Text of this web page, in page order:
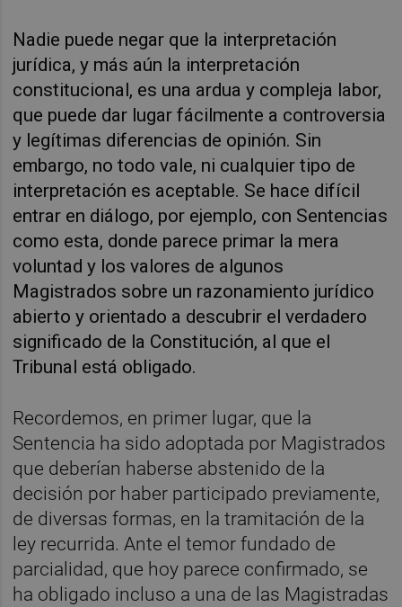
Nadie puede negar que la interpretación
jurídica, y más aún la interpretación
constitucional, es una ardua y compleja labor,
que puede dar lugar fácilmente a controversia
y legítimas diferencias de opinión. Sin
embargo, no todo vale, ni cualquier tipo de
interpretación es aceptable. Se hace difícil
entrar en diálogo, por ejemplo, con Sentencias
como esta, donde parece primar la mera
voluntad y los valores de algunos
Magistrados sobre un razonamiento jurídico
abierto y orientado a descubrir el verdadero
significado de la Constitución, al que el
Tribunal está obligado.
Recordemos, en primer lugar, que la
Sentencia ha sido adoptada por Magistrados
que deberían haberse abstenido de la
decisión por haber participado previamente,
de diversas formas, en la tramitación de la
ley recurrida. Ante el temor fundado de
parcialidad, que hoy parece confirmado, se
ha obligado incluso a una de las Magistradas